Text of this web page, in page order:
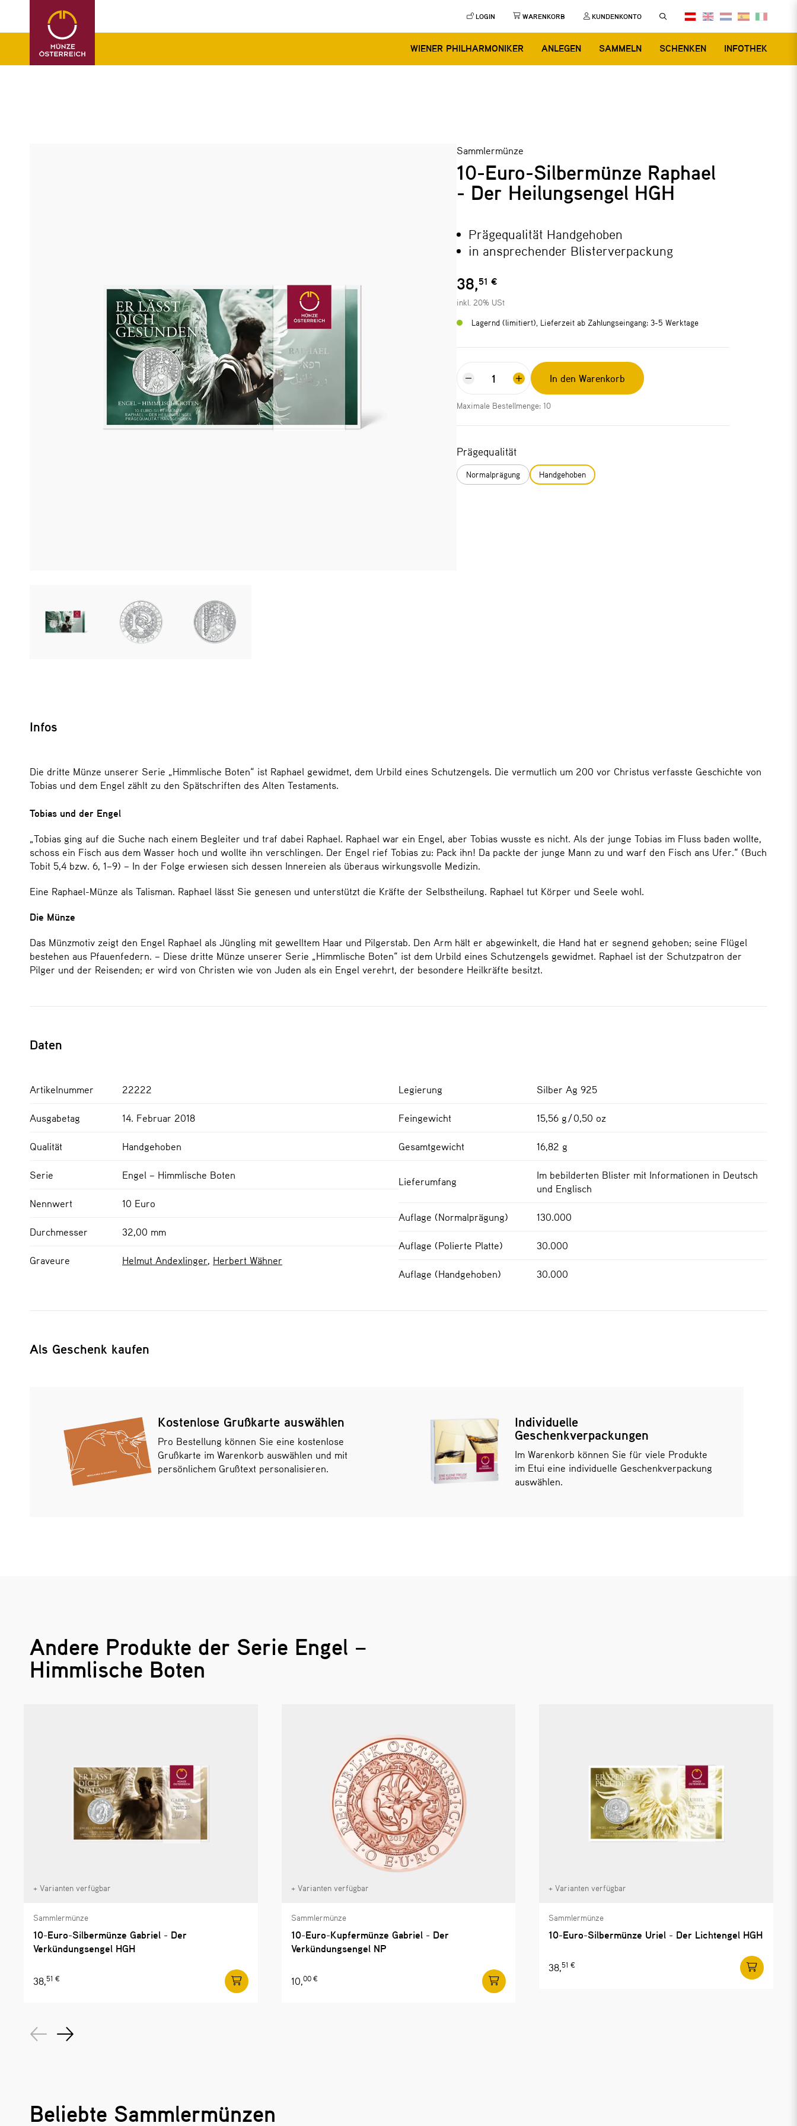
LOGIN WARENKORB KUNDENKONTO
WIENER PHILHARMONIKER ANLEGEN SAMMELN SCHENKEN INFOTHEK
Sammlermünze
10-Euro-Silbermünze Raphael
- Der Heilungsengel HGH
Prägequalität Handgehoben
in ansprechender Blisterverpackung
38,51 €
inkl. 20% USt
Lagernd (limitiert), Lieferzeit ab Zahlungseingang: 3-5 Werktage
In den Warenkorb
Maximale Bestellmenge: 10
Prägequalität
Normalprägung Handgehoben
Infos
Die dritte Münze unserer Serie „Himmlische Boten“ ist Raphael gewidmet, dem Urbild eines Schutzengels. Die vermutlich um 200 vor Christus verfasste Geschichte von
Tobias und dem Engel zählt zu den Spätschriften des Alten Testaments.
Tobias und der Engel
„Tobias ging auf die Suche nach einem Begleiter und traf dabei Raphael. Raphael war ein Engel, aber Tobias wusste es nicht. Als der junge Tobias im Fluss baden wollte,
schoss ein Fisch aus dem Wasser hoch und wollte ihn verschlingen. Der Engel rief Tobias zu: Pack ihn! Da packte der junge Mann zu und warf den Fisch ans Ufer.“ (Buch
Tobit 5,4 bzw. 6, 1–9) – In der Folge erwiesen sich dessen Innereien als überaus wirkungsvolle Medizin.
Eine Raphael-Münze als Talisman. Raphael lässt Sie genesen und unterstützt die Kräfte der Selbstheilung. Raphael tut Körper und Seele wohl.
Die Münze
Das Münzmotiv zeigt den Engel Raphael als Jüngling mit gewelltem Haar und Pilgerstab. Den Arm hält er abgewinkelt, die Hand hat er segnend gehoben; seine Flügel
bestehen aus Pfauenfedern. – Diese dritte Münze unserer Serie „Himmlische Boten“ ist dem Urbild eines Schutzengels gewidmet. Raphael ist der Schutzpatron der
Pilger und der Reisenden; er wird von Christen wie von Juden als ein Engel verehrt, der besondere Heilkräfte besitzt.
Daten
Artikelnummer 22222
Ausgabetag 14. Februar 2018
Qualität Handgehoben
Serie Engel – Himmlische Boten
Nennwert 10 Euro
Durchmesser 32,00 mm
Graveure Helmut Andexlinger Herbert Wähner
Legierung Silber Ag 925
Feingewicht 15,56 g / 0,50 oz
Gesamtgewicht 16,82 g
Lieferumfang
Im bebilderten Blister mit Informationen in Deutsch
und Englisch
Auflage (Normalprägung) 130.000
Auflage (Polierte Platte) 30.000
Auflage (Handgehoben) 30.000
Als Geschenk kaufen
Kostenlose Grußkarte auswählen
Pro Bestellung können Sie eine kostenlose
Grußkarte im Warenkorb auswählen und mit
persönlichem Grußtext personalisieren.
Individuelle
Geschenkverpackungen
Im Warenkorb können Sie für viele Produkte
im Etui eine individuelle Geschenkverpackung
auswählen.
Andere Produkte der Serie Engel –
Himmlische Boten
+ Varianten verfügbar
Sammlermünze
10-Euro-Silbermünze Gabriel - Der
Verkündungsengel HGH
38,51 €
+ Varianten verfügbar
Sammlermünze
10-Euro-Kupfermünze Gabriel - Der
Verkündungsengel NP
10,00 €
+ Varianten verfügbar
Sammlermünze
10-Euro-Silbermünze Uriel - Der Lichtengel HGH
38,51 €
Beliebte Sammlermünzen